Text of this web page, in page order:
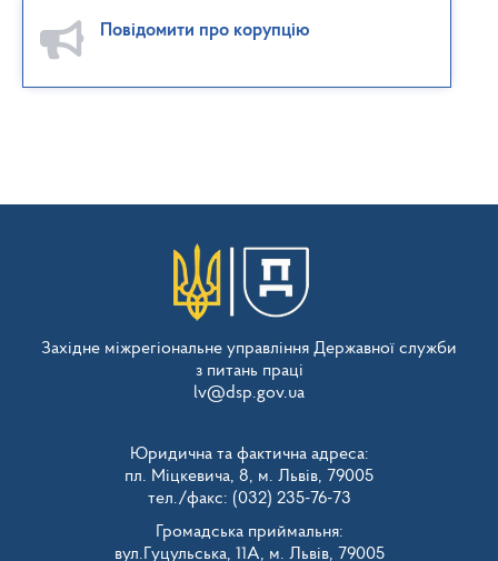
Повідомити про корупцію
Західне міжрегіональне управління Державної служби
з питань праці
lv@dsp.gov.ua
Юридична та фактична адреса:
пл. Міцкевича, 8, м. Львів, 79005
тел./факс: (032) 235-76-73
Громадська приймальня:
вул.Гуцульська, 11А, м. Львів, 79005